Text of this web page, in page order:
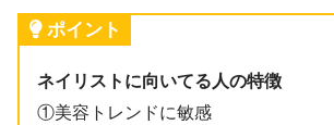
ポイント
ネイリストに向いてる人の特徴
①美容トレンドに敏感